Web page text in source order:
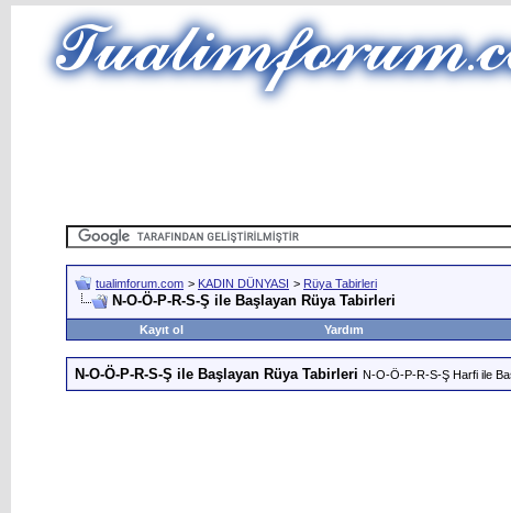
tualimforum.com > KADIN DÜNYASI > Rüya Tabirleri
N-O-Ö-P-R-S-Ş ile Başlayan Rüya Tabirleri
Kayıt ol
Yardım
N-O-Ö-P-R-S-Ş ile Başlayan Rüya Tabirleri N-O-Ö-P-R-S-Ş Harfi ile